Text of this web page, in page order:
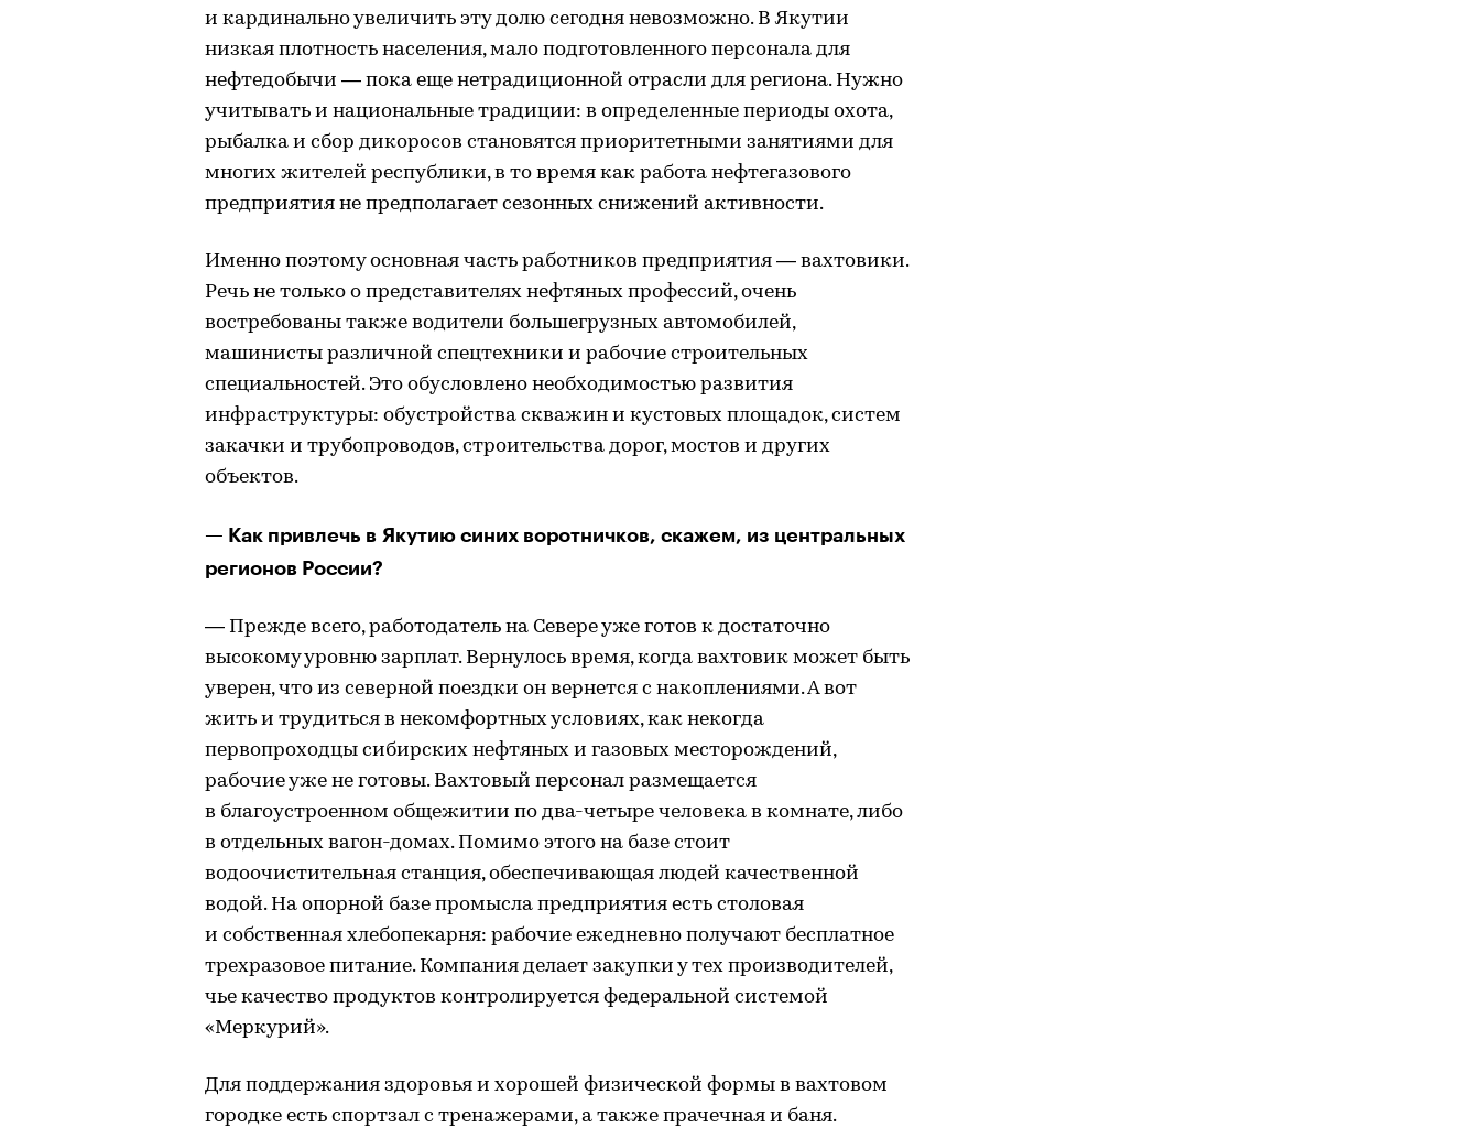
и кардинально увеличить эту долю сегодня невозможно. В Якутии
низкая плотность населения, мало подготовленного персонала для
нефтедобычи — пока еще нетрадиционной отрасли для региона. Нужно
учитывать и национальные традиции: в определенные периоды охота,
рыбалка и сбор дикоросов становятся приоритетными занятиями для
многих жителей республики, в то время как работа нефтегазового
предприятия не предполагает сезонных снижений активности.
Именно поэтому основная часть работников предприятия — вахтовики.
Речь не только о представителях нефтяных профессий, очень
востребованы также водители большегрузных автомобилей,
машинисты различной спецтехники и рабочие строительных
специальностей. Это обусловлено необходимостью развития
инфраструктуры: обустройства скважин и кустовых площадок, систем
закачки и трубопроводов, строительства дорог, мостов и других
объектов.
— Как привлечь в Якутию синих воротничков, скажем, из центральных
регионов России?
— Прежде всего, работодатель на Севере уже готов к достаточно
высокому уровню зарплат. Вернулось время, когда вахтовик может быть
уверен, что из северной поездки он вернется с накоплениями. А вот
жить и трудиться в некомфортных условиях, как некогда
первопроходцы сибирских нефтяных и газовых месторождений,
рабочие уже не готовы. Вахтовый персонал размещается
в благоустроенном общежитии по два-четыре человека в комнате, либо
в отдельных вагон-домах. Помимо этого на базе стоит
водоочистительная станция, обеспечивающая людей качественной
водой. На опорной базе промысла предприятия есть столовая
и собственная хлебопекарня: рабочие ежедневно получают бесплатное
трехразовое питание. Компания делает закупки у тех производителей,
чье качество продуктов контролируется федеральной системой
«Меркурий».
Для поддержания здоровья и хорошей физической формы в вахтовом
городке есть спортзал с тренажерами, а также прачечная и баня.